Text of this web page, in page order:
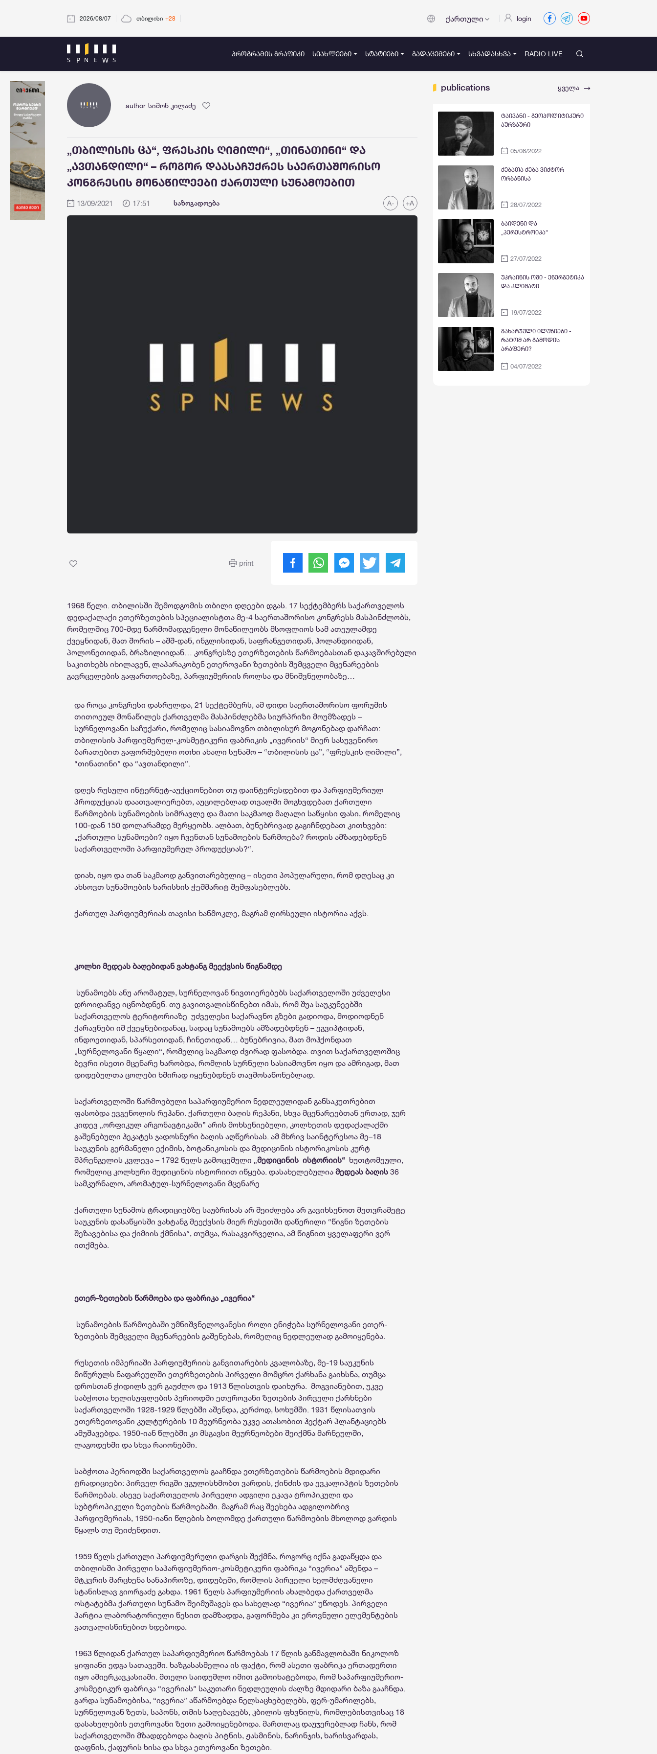
2026/08/07 თბილისი +28 ქართული login
ᲞᲠᲝᲒᲠᲐᲛᲘᲡ ᲒᲠᲐᲤᲘᲙᲘ ᲡᲘᲐᲮᲚᲔᲔᲑᲘ ᲡᲢᲐᲢᲘᲔᲑᲘ ᲒᲐᲓᲐᲪᲔᲛᲔᲑᲘ ᲡᲮᲕᲐᲓᲐᲡᲮᲕᲐ RADIO LIVE
author სიმონ კილაძე
„თბილისის ცა“, ფრესკის ღიმილი“, „თინათინი“ და
„ავთანდილი“ – როგორ დაასაჩუქრეს საერთაშორისო
კონგრესის მონაწილეები ქართული სუნამოებით
13/09/2021 17:51 საზოგადოება A- +A
print
1968 წელი. თბილისში შემოდგომის თბილი დღეები დგას. 17 სექტემბერს საქართველოს
დედაქალაქი ეთერზეთების სპეციალისტთა მე-4 საერთაშორისო კონგრესს მასპინძლობს,
რომელშიც 700-მდე წარმომადგენელი მონაწილეობს მსოფლიოს სამ ათეულამდე
ქვეყნიდან, მათ შორის – აშშ-დან, ინგლისიდან, საფრანგეთიდან, ჰოლანდიიდან,
პოლონეთიდან, ბრაზილიიდან… კონგრესზე ეთერზეთების წარმოებასთან დაკავშირებული
საკითხებს იხილავენ, ლაპარაკობენ ეთეროვანი ზეთების შემცველი მცენარეების
გავრცელების გაფართოებაზე, პარფიუმერიის როლსა და მნიშვნელობაზე…
და როცა კონგრესი დასრულდა, 21 სექტემბერს, ამ დიდი საერთაშორისო ფორუმის
თითოეულ მონაწილეს ქართველმა მასპინძლებმა სიურპრიზი მოუმზადეს –
სურნელოვანი საჩუქარი, რომელიც სასიამოვნო თბილისურ მოგონებად დარჩათ:
თბილისის პარფიუმერულ-კოსმეტიკური ფაბრიკის „ივერიის“ მიერ სასუვენირო
ბარათებით გაფორმებული ოთხი ახალი სუნამო – “თბილისის ცა”, “ფრესკის ღიმილი”,
“თინათინი” და “ავთანდილი”.
დღეს რუსული ინტერნეტ-აუქციონებით თუ დაინტერესდებით და პარფიუმერიულ
პროდუქციას დაათვალიერებთ, აუცილებლად თვალში მოგხვდებათ ქართული
წარმოების სუნამოების სიმრავლე და მათი საკმაოდ მაღალი საწყისი ფასი, რომელიც
100-დან 150 დოლარამდე მერყეობს. ალბათ, ბუნებრივად გაგიჩნდებათ კითხვები:
„ქართული სუნამოები? იყო ჩვენთან სუნამოების წარმოება? როდის ამზადებდნენ
საქართველოში პარფიუმერულ პროდუქციას?“.
დიახ, იყო და თან საკმაოდ განვითარებულიც – ისეთი პოპულარული, რომ დღესაც კი
ახსოვთ სუნამოების ხარისხის ჭეშმარიტ შემფასებლებს.
ქართულ პარფიუმერიას თავისი ხანმოკლე, მაგრამ ღირსეული ისტორია აქვს.
კოლხი მედეას ბაღებიდან ვახტანგ მეექვსის წიგნამდე
სუნამოებს ანუ არომატულ, სურნელოვან ნივთიერებებს საქართველოში უძველესი
დროიდანვე იცნობდნენ. თუ გავითვალისწინებთ იმას, რომ შუა საუკუნეებში
საქართველოს ტერიტორიაზე უძველესი საქარავნო გზები გადიოდა, მოდიოდნენ
ქარავნები იმ ქვეყნებიდანაც, სადაც სუნამოებს ამზადებდნენ – ეგვიპტიდან,
ინდოეთიდან, სპარსეთიდან, ჩინეთიდან… ბუნებრივია, მათ მოჰქონდათ
„სურნელოვანი წყალი“, რომელიც საკმაოდ ძვირად ფასობდა. თვით საქართველოშიც
ბევრი ისეთი მცენარე ხარობდა, რომლის სურნელი სასიამოვნო იყო და ამრიგად, მათ
დიდებულთა ცოლები ხშირად იყენებდნენ თავმოსაწონებლად.
საქართველოში წარმოებული საპარფიუმერიო ნედლეულიდან განსაკუთრებით
ფასობდა ევგენოლის რეჰანი. ქართული ბაღის რეჰანი, სხვა მცენარეებთან ერთად, ჯერ
კიდევ „ორფიკულ არგონავტიკაში” არის მოხსენიებული, კოლხეთის დედაქალაქში
გაშენებული ჰეკატეს ჯადოსნური ბაღის აღწერისას. ამ მხრივ საინტერესოა მე–18
საუკუნის გერმანელი ექიმის, ბოტანიკოსის და მედიცინის ისტორიკოსის კურტ
შპრენგელის კვლევა – 1792 წელს გამოცემული „მედიცინის ისტორიის“ ხუთტომეული,
რომელიც კოლხური მედიცინის ისტორიით იწყება. დასახელებულია მედეას ბაღის 36
სამკურნალო, არომატულ-სურნელოვანი მცენარე
ქართული სუნამოს ტრადიციებზე საუბრისას არ შეიძლება არ გავიხსენოთ მეთვრამეტე
საუკუნის დასაწყისში ვახტანგ მეექვსის მიერ რუსეთში დაწერილი “წიგნი ზეთების
შეზავებისა და ქიმიის ქმნისა”, თუმცა, რასაკვირველია, ამ წიგნით ყველაფერი ვერ
ითქმება.
ეთერ-ზეთების წარმოება და ფაბრიკა „ივერია“
სუნამოების წარმოებაში უმნიშვნელოვანესი როლი ენიჭება სურნელოვანი ეთერ-
ზეთების შემცველი მცენარეების გაშენებას, რომელიც ნედლეულად გამოიყენება.
რუსეთის იმპერიაში პარფიუმერიის განვითარების კვალობაზე, მე-19 საუკუნის
მიწურულს ნაფარეულში ეთერზეთების პირველი მომცრო ქარხანა გაიხსნა, თუმცა
დროსთან ჭიდილს ვერ გაუძლო და 1913 წლისთვის დაიხურა. მოგვიანებით, უკვე
საბჭოთა ხელისუფლების პერიოდში ეთეროვანი ზეთების პირველი ქარხნები
საქართველოში 1928-1929 წლებში აშენდა, კერძოდ, სოხუმში. 1931 წლისათვის
ეთერზეთოვანი კულტურების 10 მეურნეობა უკვე ათასობით ჰექტარ პლანტაციებს
ამუშავებდა. 1950-იან წლებში კი მსგავსი მეურნეობები შეიქმნა მარნეულში,
ლაგოდეხში და სხვა რაიონებში.
საბჭოთა პერიოდში საქართველოს გააჩნდა ეთერზეთების წარმოების მდიდარი
ტრადიციები: პირველ რიგში ვგულისხმობთ ვარდის, ქინძის და ევკალიპტის ზეთების
წარმოებას. ასევე საქართველოს პირველი ადგილი ეკავა ტროპიკული და
სუბტროპიკული ზეთების წარმოებაში. მაგრამ რაც შეეხება ადგილობრივ
პარფიუმერიას, 1950-იანი წლების ბოლომდე ქართული წარმოების მხოლოდ ვარდის
წყალს თუ შეიძენდით.
1959 წელს ქართული პარფიუმერული დარგის შექმნა, როგორც იქნა გადაწყდა და
თბილისში პირველი საპარფიუმერიო-კოსმეტიკური ფაბრიკა “ივერია” აშენდა –
მტკვრის მარცხენა სანაპიროზე, დიდუბეში, რომლის პირველი ხელმძღვანელი
სტანისლავ გიორგაძე გახდა. 1961 წელს პარფიუმერიის ახალბედა ქართველმა
ოსტატებმა ქართული სუნამო შეიმუშავეს და სახელად “ივერია” უწოდეს. პირველი
პარტია ლაბორატორიული წესით დამზადდა, გაფორმება კი ეროვნული ელემენტების
გათვალისწინებით ხდებოდა.
1963 წლიდან ქართულ საპარფიუმერიო წარმოებას 17 წლის განმავლობაში ნიკოლოზ
ყიფიანი ედგა სათავეში. ხაზგასასმელია ის ფაქტი, რომ ასეთი ფაბრიკა ერთადერთი
იყო ამიერკავკასიაში. მთელი საიდუმლო იმით გამოიხატებოდა, რომ საპარფიუმერიო-
კოსმეტიკურ ფაბრიკა “ივერიას” საკუთარი ნედლეულის ძალზე მდიდარი ბაზა გააჩნდა.
გარდა სუნამოებისა, “ივერია” აწარმოებდა ნელსაცხებელებს, ფერ-უმარილებს,
სურნელოვან ზეთს, საპონს, თმის საღებავებს, კბილის ფხვნილს, რომლებისთვისაც 18
დასახელების ეთეროვანი ზეთი გამოიყენებოდა. მართლაც დაუჯერებლად ჩანს, რომ
საქართველოში მზადდებოდა ბაღის პიტნის, ჟასმინის, ნარინჯის, ხარისვარდას,
დაფნის, ქაფურის ხისა და სხვა ეთეროვანი ზეთები.
publications ყველა
ტაივანი - გეოპოლიტიკური
აურზაური
05/08/2022
ქებათა ქება ვიქტორ
ორბანისა
28/07/2022
ბაიდენი და
„პერესტროიკა“
27/07/2022
უკრაინის ომი - ენერგეტიკა
და კლიმატი
19/07/2022
გახარჯული ილუზიები -
რატომ არ გამოდის
არაფერი?
04/07/2022